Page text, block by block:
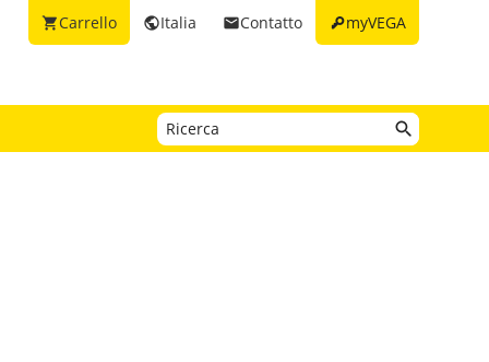
keymyVEGA
emailContatto
publicItalia
shopping_cartCarrello